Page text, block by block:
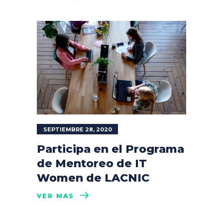
SEPTIEMBRE 28, 2020
Participa en el Programa
de Mentoreo de IT
Women de LACNIC
VER MÁS